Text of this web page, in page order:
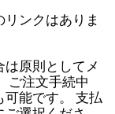
ンクはありま
原則としてメ
ご注文手続中
能です。 支払